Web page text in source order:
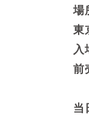
場
東
前
当